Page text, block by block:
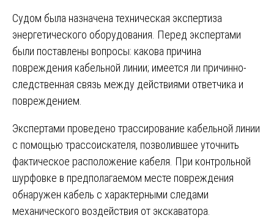
Судом была назначена техническая экспертиза
энергетического оборудования. Перед экспертами
были поставлены вопросы: какова причина
повреждения кабельной линии; имеется ли причинно-
следственная связь между действиями ответчика и
повреждением.
Экспертами проведено трассирование кабельной линии
с помощью трассоискателя, позволившее уточнить
фактическое расположение кабеля. При контрольной
шурфовке в предполагаемом месте повреждения
обнаружен кабель с характерными следами
механического воздействия от экскаватора.